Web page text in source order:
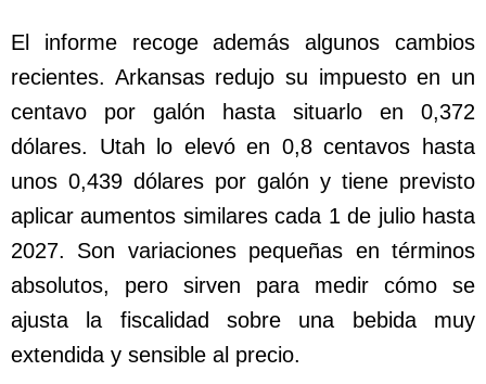
El informe recoge además algunos cambios
recientes. Arkansas redujo su impuesto en un
centavo por galón hasta situarlo en 0,372
dólares. Utah lo elevó en 0,8 centavos hasta
unos 0,439 dólares por galón y tiene previsto
aplicar aumentos similares cada 1 de julio hasta
2027. Son variaciones pequeñas en términos
absolutos, pero sirven para medir cómo se
ajusta la fiscalidad sobre una bebida muy
extendida y sensible al precio.